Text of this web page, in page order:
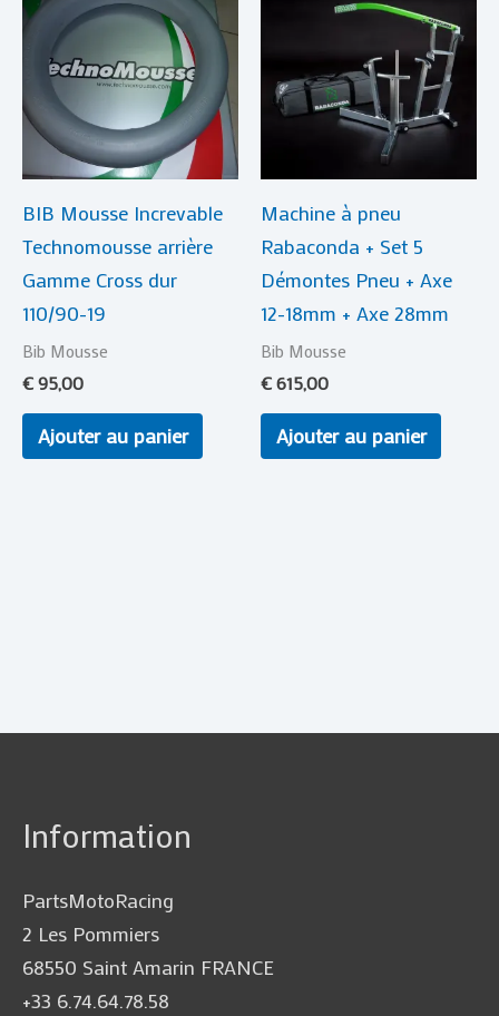
BIB Mousse Increvable
Technomousse arrière
Gamme Cross dur
110/90-19
Bib Mousse
€95,00
Ajouter au panier
Machine à pneu
Rabaconda + Set 5
Démontes Pneu + Axe
12-18mm + Axe 28mm
Bib Mousse
€615,00
Ajouter au panier
Information
PartsMotoRacing
2 Les Pommiers
68550 Saint Amarin FRANCE
+33 6.74.64.78.58